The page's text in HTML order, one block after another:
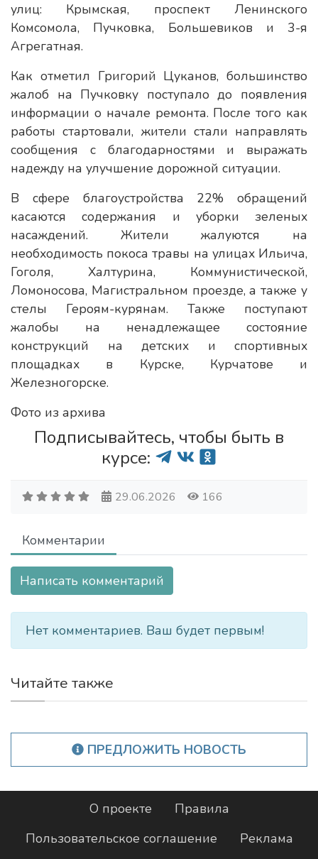
улиц: Крымская, проспект Ленинского
Комсомола, Пучковка, Большевиков и 3-я
Агрегатная.
Как отметил Григорий Цуканов, большинство
жалоб на Пучковку поступало до появления
информации о начале ремонта. После того как
работы стартовали, жители стали направлять
сообщения с благодарностями и выражать
надежду на улучшение дорожной ситуации.
В сфере благоустройства 22% обращений
касаются содержания и уборки зеленых
насаждений. Жители жалуются на
необходимость покоса травы на улицах Ильича,
Гоголя, Халтурина, Коммунистической,
Ломоносова, Магистральном проезде, а также у
стелы Героям-курянам. Также поступают
жалобы на ненадлежащее состояние
конструкций на детских и спортивных
площадках в Курске, Курчатове и
Железногорске.
Фото из архива
Подписывайтесь, чтобы быть в
курсе:
29.06.2026 166
Комментарии
Написать комментарий
Нет комментариев. Ваш будет первым!
Читайте также
ПРЕДЛОЖИТЬ НОВОСТЬ
О проекте
Правила
Пользовательское соглашение
Реклама